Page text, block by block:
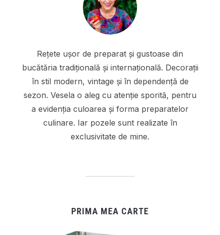
Rețete ușor de preparat și gustoase din
bucătăria tradițională și internațională. Decorații
în stil modern, vintage și în dependență de
sezon. Vesela o aleg cu atenție sporită, pentru
a evidenția culoarea și forma preparatelor
culinare. Iar pozele sunt realizate în
exclusivitate de mine.
PRIMA MEA CARTE